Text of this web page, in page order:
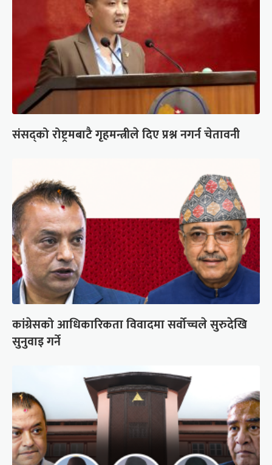
संसद्को रोष्ट्रमबाटै गृहमन्त्रीले दिए प्रश्न नगर्न चेतावनी
कांग्रेसको आधिकारिकता विवादमा सर्वोच्चले सुरुदेखि
सुनुवाइ गर्ने